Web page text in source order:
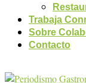
Trabaja
Sobre
Contacto